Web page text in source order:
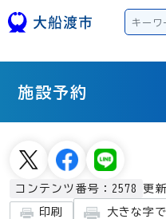
施設予約
コンテンツ番号：2578 更
印刷 大きな字